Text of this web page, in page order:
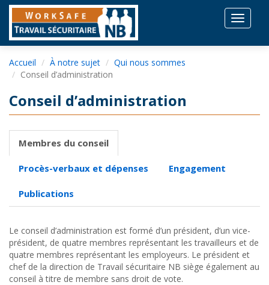
Toggle
Accueil À notre sujet
Qui nous sommes
Conseil d’administration
Conseil d’administration
Membres du conseil
Procès-verbaux et dépenses Engagement
Publications
Le conseil d’administration est formé d’un président, d’un vice-
président, de quatre membres représentant les travailleurs et de
quatre membres représentant les employeurs. Le président et
chef de la direction de Travail sécuritaire NB siège également au
conseil à titre de membre sans droit de vote.